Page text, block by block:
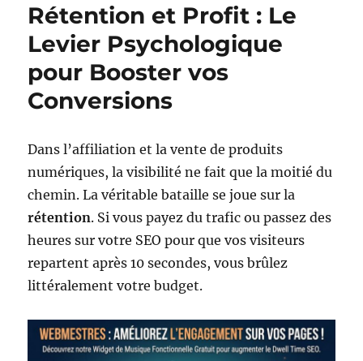
Rétention et Profit : Le
Levier Psychologique
pour Booster vos
Conversions
Dans l’affiliation et la vente de produits
numériques, la visibilité ne fait que la moitié du
chemin. La véritable bataille se joue sur la
rétention. Si vous payez du trafic ou passez des
heures sur votre SEO pour que vos visiteurs
repartent après 10 secondes, vous brûlez
littéralement votre budget.